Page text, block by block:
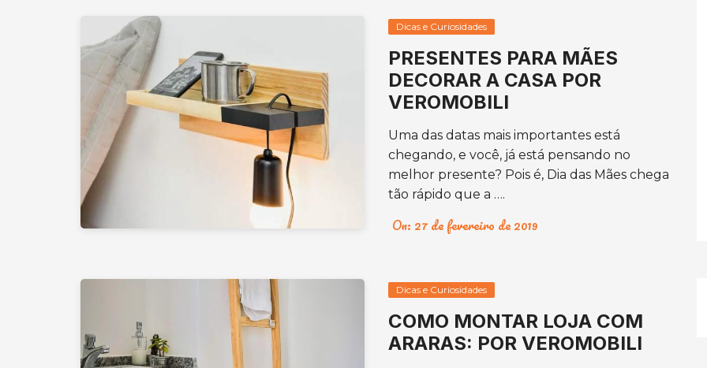
Dicas e Curiosidades
PRESENTES PARA MÃES
DECORAR A CASA POR
VEROMOBILI
Uma das datas mais importantes está
chegando, e você, já está pensando no
melhor presente? Pois é, Dia das Mães chega
tão rápido que a ….
On: 27 de fevereiro de 2019
Dicas e Curiosidades
COMO MONTAR LOJA COM
ARARAS: POR VEROMOBILI